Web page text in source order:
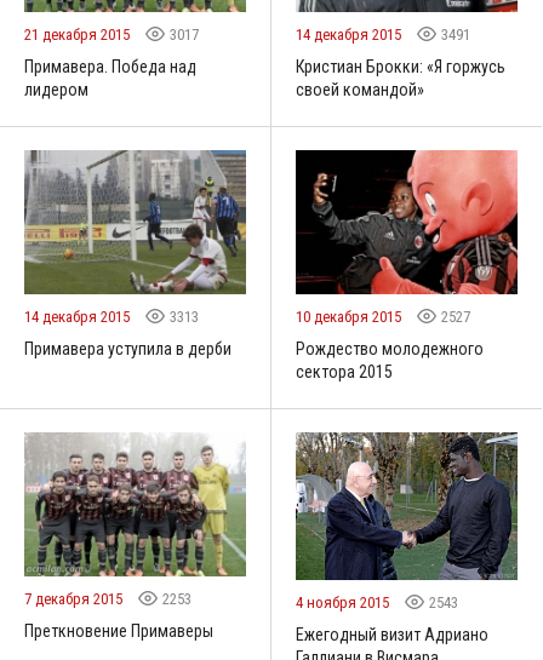
21 декабря 2015 3017
Примавера. Победа над
лидером
14 декабря 2015 3491
Кристиан Брокки: «Я горжусь
своей командой»
14 декабря 2015 3313
Примавера уступила в дерби
10 декабря 2015 2527
Рождество молодежного
сектора 2015
7 декабря 2015 2253
Преткновение Примаверы
4 ноября 2015 2543
Ежегодный визит Адриано